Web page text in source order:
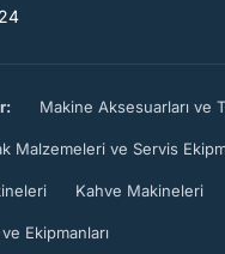
Makine Aksesuarları ve
Malzemeleri ve Servis
Kahve Makineleri
Ekipmanları